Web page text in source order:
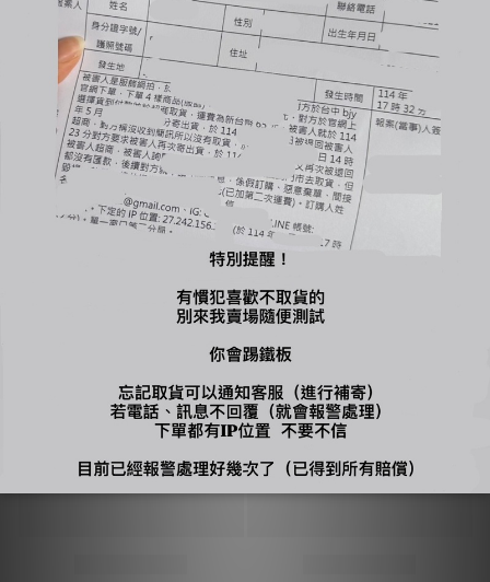
🔍【INSTAGRAM】：bjy_666
🔍【LINE 官方】：@bjy_666
您可能喜歡...